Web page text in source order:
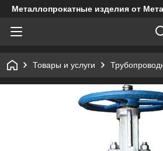
Металлопрокатные изделия от
Товары и услуги